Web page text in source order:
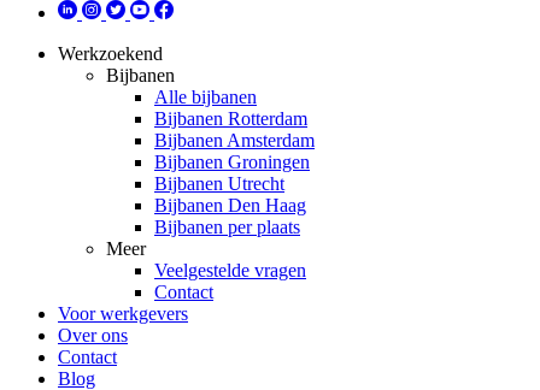
Werkzoekend
Bijbanen
Alle bijbanen
Bijbanen Rotterdam
Bijbanen Amsterdam
Bijbanen Groningen
Bijbanen Utrecht
Bijbanen Den Haag
Bijbanen per plaats
Meer
Veelgestelde vragen
Contact
Voor werkgevers
Over ons
Contact
Blog